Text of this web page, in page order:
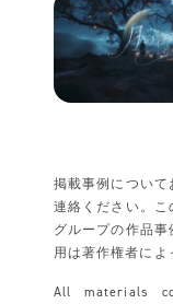
掲載事例について
連絡ください。
グループの作品
用は著作権者によ
All materials